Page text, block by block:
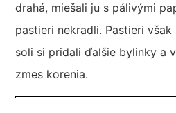
drahá, miešali ju s pálivými
pastieri nekradli. Pastieri
soli si pridali ďalšie bylinky a
zmes korenia.